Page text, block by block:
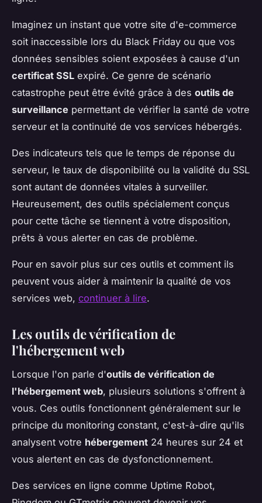
Imaginez un instant que votre site d'e-commerce
soit inaccessible lors du Black Friday ou que vos
données sensibles soient exposées à cause d'un
certificat SSL expiré. Ce genre de scénario
catastrophe peut être évité grâce à des outils de
surveillance permettant de vérifier la santé de votre
serveur et la continuité de vos services hébergés.
Des indicateurs tels que le temps de réponse du
serveur, le taux de disponibilité ou la validité du SSL
sont autant de données vitales à surveiller.
Heureusement, des outils spécialement conçus
pour cette tâche se tiennent à votre disposition,
prêts à vous alerter en cas de problème.
Pour en savoir plus sur ces outils et comment ils
peuvent vous aider à maintenir la qualité de vos
services web, continuer à lire.
Les outils de vérification de
l'hébergement web
Lorsque l'on parle d'outils de vérification de
l'hébergement web, plusieurs solutions s'offrent à
vous. Ces outils fonctionnent généralement sur le
principe du monitoring constant, c'est-à-dire qu'ils
analysent votre hébergement 24 heures sur 24 et
vous alertent en cas de dysfonctionnement.
Des services en ligne comme Uptime Robot,